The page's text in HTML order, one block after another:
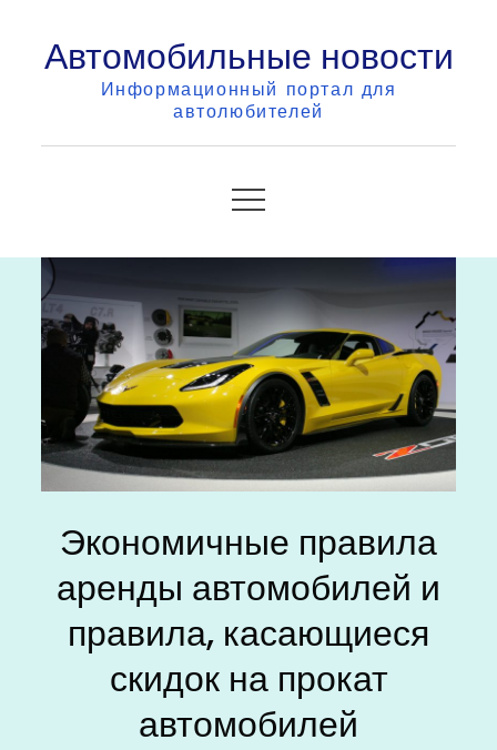
contentАвтомобильные новости
Информационный портал для
автолюбителей
Экономичные правила
аренды автомобилей и
правила, касающиеся
скидок на прокат
автомобилей